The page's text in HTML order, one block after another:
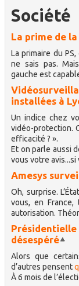
Société
La prime de
La primaire du
ne sais pas.
gauche est
installées à
Un indice chez
vidéo-protection.
efficacité ? ».
Et on parle aussi
vous votre avis...si
Amesys
Oh, surprise.
vous, en France,
autorisation.
désespéré
Alors que
d’autres pensent
À 6 mois de